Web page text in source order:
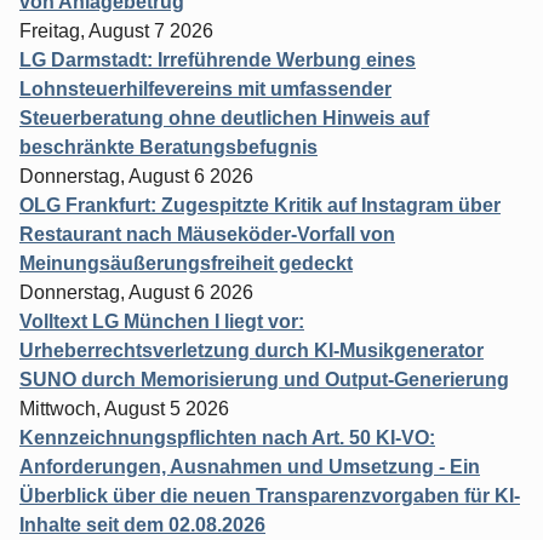
Freitag, August 7 2026
LG Darmstadt: Irreführende Werbung eines
Lohnsteuerhilfevereins mit umfassender
Steuerberatung ohne deutlichen Hinweis auf
beschränkte Beratungsbefugnis
Donnerstag, August 6 2026
OLG Frankfurt: Zugespitzte Kritik auf Instagram über
Restaurant nach Mäuseköder-Vorfall von
Meinungsäußerungsfreiheit gedeckt
Donnerstag, August 6 2026
Volltext LG München I liegt vor:
Urheberrechtsverletzung durch KI-Musikgenerator
SUNO durch Memorisierung und Output-Generierung
Mittwoch, August 5 2026
Kennzeichnungspflichten nach Art. 50 KI-VO:
Anforderungen, Ausnahmen und Umsetzung - Ein
Überblick über die neuen Transparenzvorgaben für KI-
Inhalte seit dem 02.08.2026